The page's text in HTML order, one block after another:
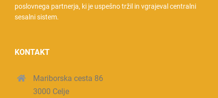
poslovnega partnerja, ki je uspešno tržil in vgrajeval centralni
sesalni sistem.
KONTAKT
Mariborska cesta 86
3000 Celje